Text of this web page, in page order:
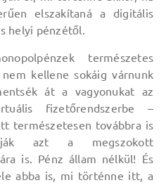
elszakítaná a digitális
helyi pénzétől.
természetes
kellene sokáig várnunk
át a vagyonukat az
fizetőrendszerbe –
természetesen továbbra is
azt a megszokott
is. Pénz állam nélkül! És
abba is, mi történne itt, a